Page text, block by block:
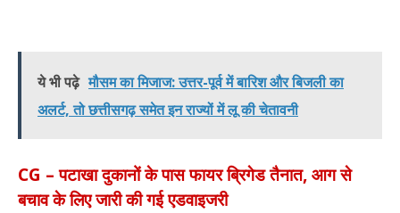
ये भी पढ़े मौसम का मिजाज: उत्तर-पूर्व में बारिश और बिजली का
अलर्ट, तो छत्तीसगढ़ समेत इन राज्यों में लू की चेतावनी
CG – पटाखा दुकानों के पास फायर ब्रिगेड तैनात, आग से
बचाव के लिए जारी की गई एडवाइजरी